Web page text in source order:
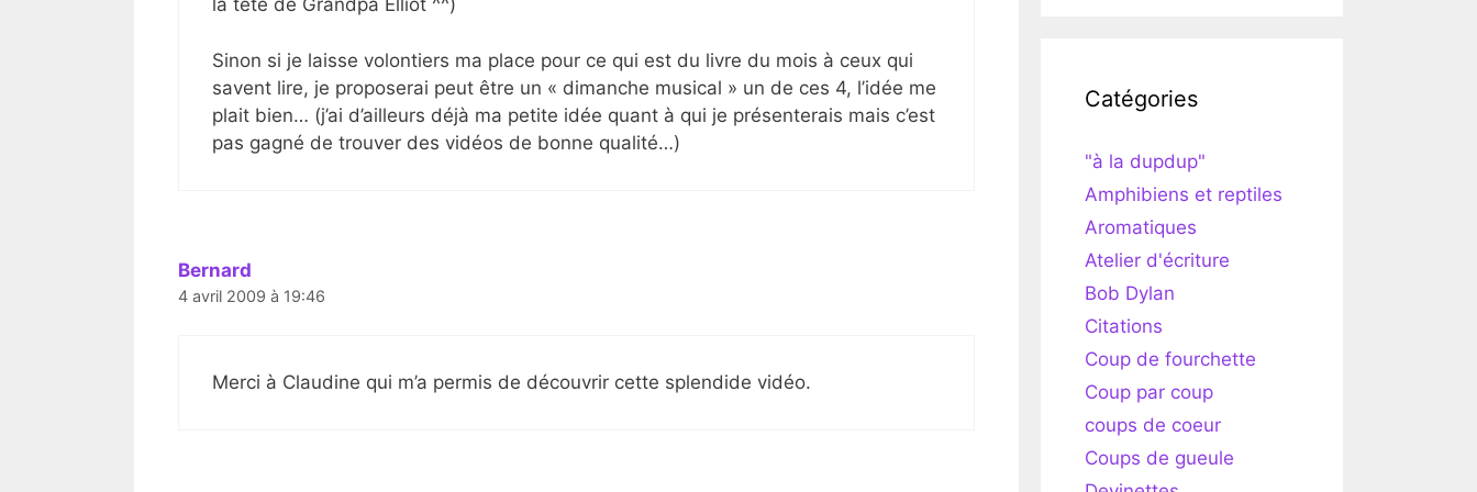
la tête de Grandpa Elliot ^^)
Sinon si je laisse volontiers ma place pour ce qui est du livre du mois à ceux qui
savent lire, je proposerai peut être un « dimanche musical » un de ces 4, l’idée me
plait bien… (j’ai d’ailleurs déjà ma petite idée quant à qui je présenterais mais c’est
pas gagné de trouver des vidéos de bonne qualité…)
Bernard
4 avril 2009 à 19:46
Merci à Claudine qui m’a permis de découvrir cette splendide vidéo.
Catégories
"à la dupdup"
Amphibiens et reptiles
Aromatiques
Atelier d'écriture
Bob Dylan
Citations
Coup de fourchette
Coup par coup
coups de coeur
Coups de gueule